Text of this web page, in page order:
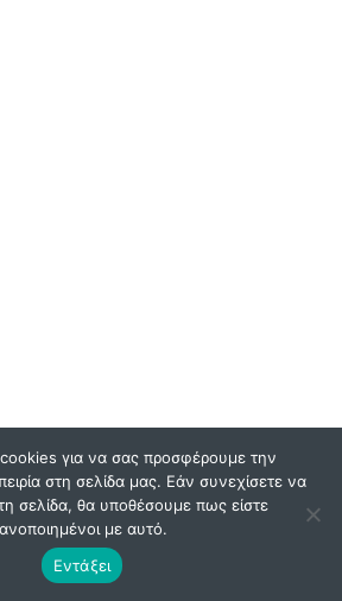
για να σας προσφέρουμε την
στη σελίδα μας. Εάν συνεχίσετε να
τη σελίδα, θα υποθέσουμε πως είστε
με αυτό.
Εντάξει